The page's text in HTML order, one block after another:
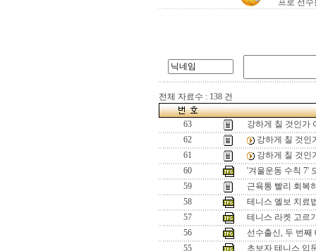
프로 선
전체 자료수 : 138 건
63
강하게 칠 것인가
62
강하게 칠 것인
61
강하게 칠 것인
60
'겨울운동 수칙 7'
59
근육통 빨리 회복
58
테니스 엘보 치료
57
테니스 라켓 고르
56
선수출신, 두 번째
55
초보자 테니스 입